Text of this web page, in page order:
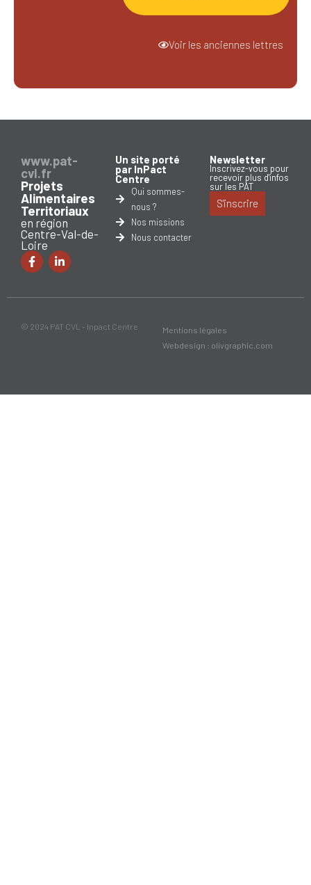
Voir les anciennes lettres
www.pat-
cvl.fr
Projets
Alimentaires
Territoriaux
en région
Centre-Val-de-
Loire
Un site porté
par InPact
Centre
Qui sommes-
nous ?
Nos missions
Nous contacter
Newsletter
Inscrivez-vous pour
recevoir plus d'infos
sur les PAT
S'inscrire
© 2024 PAT CVL - Inpact Centre
Mentions légales
Webdesign : olivgraphic.com